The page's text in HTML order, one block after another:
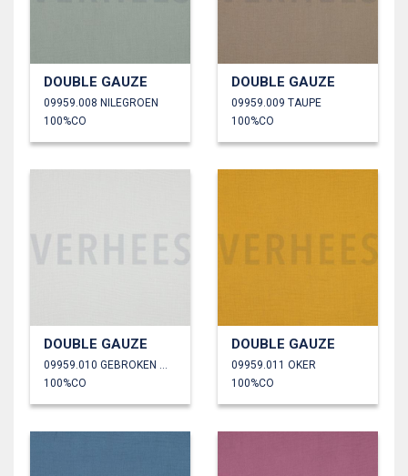
DOUBLE GAUZE
09959.008 NILEGROEN
100%CO
DOUBLE GAUZE
09959.009 TAUPE
100%CO
DOUBLE GAUZE
09959.010 GEBROKEN WIT
100%CO
DOUBLE GAUZE
09959.011 OKER
100%CO